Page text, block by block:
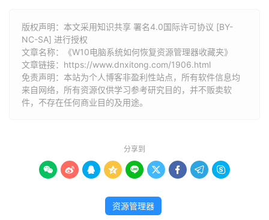
版权声明：本文采用知识共享 署名4.0国际许可协议 [BY-
NC-SA] 进行授权
文章名称：《W10电脑系统如何恢复资源管理器收藏夹》
文章链接： https://www.dnxitong.com/1906.html
免责声明：本站为个人博客非盈利性站点，所有软件信息均
来自网络，所有资源仅供学习参考研究目的，并不贩卖软
件，不存在任何商业目的及用途。
分享到
        
资源管理器